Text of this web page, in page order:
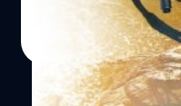
Special Operation 3
ภารกิจ Silent Spade
สำเร็จจะได้รับอาวุธ
ฉากแผนที่ในโหมด
มากกว่า 90 ชนิดในก
ศุภกร ประเสริฐศิลป์| 2797